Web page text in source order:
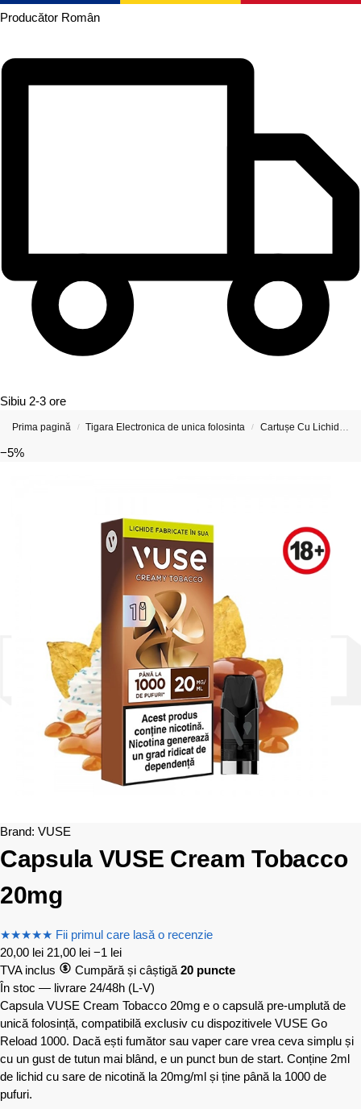
Producător Român
Sibiu 2-3 ore
Prima pagină / Tigara Electronica de unica folosinta / Cartușe Cu Lichide Pentru Țigări Electronice si Vape-uri
−5%
Brand: VUSE
Capsula VUSE Cream Tobacco
20mg
★★★★★ Fii primul care lasă o recenzie
20,00 lei 21,00 lei −1 lei
TVA inclus
Cumpără și câștigă 20 puncte
În stoc — livrare 24/48h (L-V)
Capsula VUSE Cream Tobacco 20mg e o capsulă pre-umplută de
unică folosință, compatibilă exclusiv cu dispozitivele VUSE Go
Reload 1000. Dacă ești fumător sau vaper care vrea ceva simplu și
cu un gust de tutun mai blând, e un punct bun de start. Conține 2ml
de lichid cu sare de nicotină la 20mg/ml și ține până la 1000 de
pufuri.